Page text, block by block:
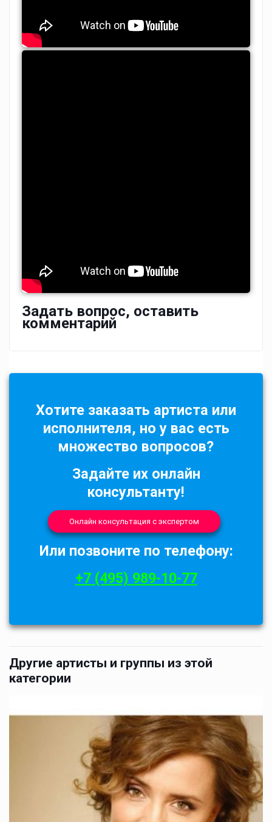
Задать вопрос, оставить
комментарий
Хотите заказать артиста или
исполнителя, но у вас есть
множество вопросов?
Задайте их онлайн
консультанту!
Онлайн консультация с экспертом
Или позвоните по телефону:
+7 (495) 989-10-77
Другие артисты и группы из этой
категории